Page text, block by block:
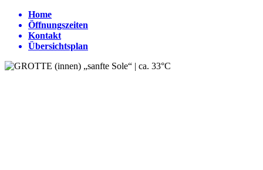
Home
Öffnungszeiten
Kontakt
Übersichtsplan